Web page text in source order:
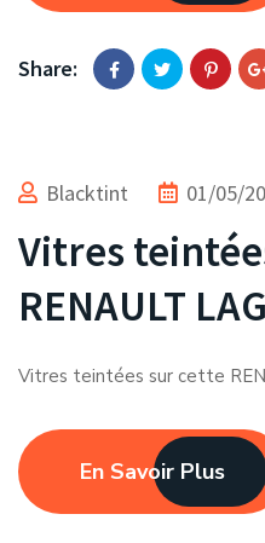
Share:
Blacktint 01/05/
Vitres
RENAULT
Vitres teintées sur cette
En Savoir Plus